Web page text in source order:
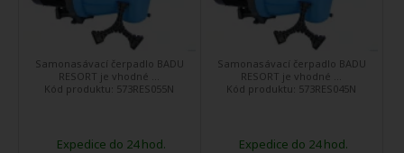
Samonasávací čerpadlo BADU
RESORT je vhodné ...
Kód produktu: 573RES055N
Expedice do 24 hod.
Samonasávací čerpadlo BADU
RESORT je vhodné ...
Kód produktu: 573RES045N
Expedice do 24 hod.